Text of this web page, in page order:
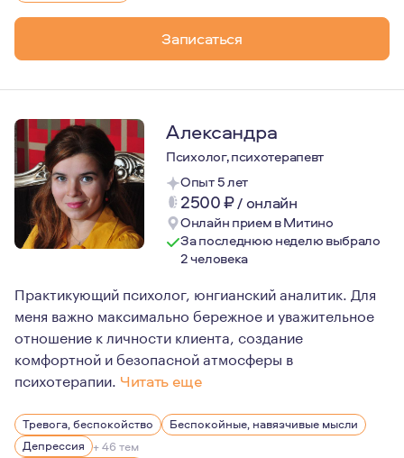
Записаться
Александра
Психолог, психотерапевт
Опыт 5 лет
2500₽/ онлайн
Онлайн прием в Митино
За последнюю неделю выбрало
2 человека
Практикующий психолог, юнгианский аналитик. Для
меня важно максимально бережное и уважительное
отношение к личности клиента, создание
комфортной и безопасной атмосферы в
психотерапии. Читать еще
Я пришла в психологию во взрослом возрасте, имея
Замужем более 10 лет, двое детей. Увлекаюсь
Тревога, беспокойство
Беспокойные, навязчивые мысли
Депрессия + 46 тем